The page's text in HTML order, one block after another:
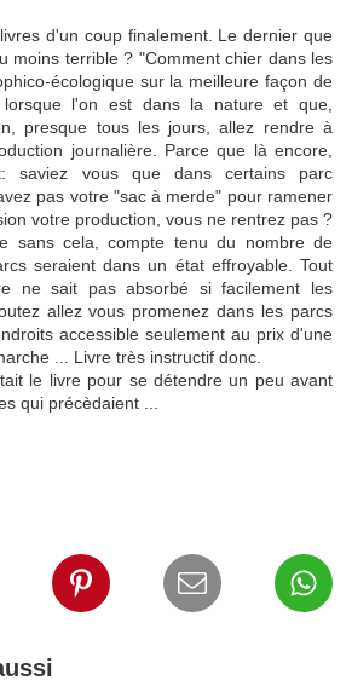
d'un coup finalement. Le dernier que
moins terrible ? "Comment chier dans les
écologique sur la meilleure façon de
l'on est dans la nature et que,
presque tous les jours, allez rendre à
journalière. Parce que là encore,
saviez vous que dans certains parc
pas votre "sac à merde" pour ramener
votre production, vous ne rentrez pas ?
sans cela, compte tenu du nombre de
seraient dans un état effroyable. Tout
ne sait pas absorbé si facilement les
allez vous promenez dans les parcs
accessible seulement au prix d'une
... Livre très instructif donc.
le livre pour se détendre un peu avant
qui précèdaient ...